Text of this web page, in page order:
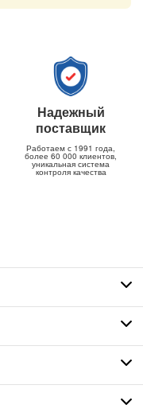
Надежный
поставщик
Работаем с 1991 года,
более 60 000 клиентов,
уникальная система
контроля качества